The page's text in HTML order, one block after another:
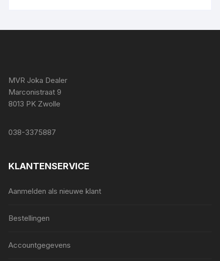
MVR Joka Dealer
Marconistraat 9
8013 PK Zwolle
038-3375887
KLANTENSERVICE
Aanmelden als nieuwe klant
Bestellingen
Accountgegevens